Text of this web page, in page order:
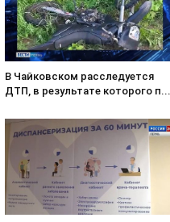
В Чайковском расследуется
ДТП, в результате которого п...